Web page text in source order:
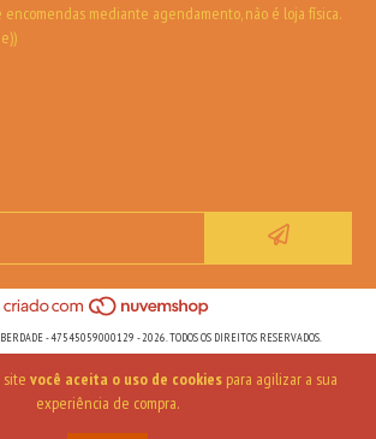
site você aceita o uso de cookies para agilizar a sua
experiência de compra.
mediante agendamento, não é loja física.
- 47545059000129 - 2026. TODOS OS DIREITOS RESERVADOS.